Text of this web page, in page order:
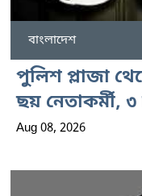
বাংলাদেশ
পুলিশ প্লাজা
ছয় নেতাকর্মী, ৩
Aug 08, 2026